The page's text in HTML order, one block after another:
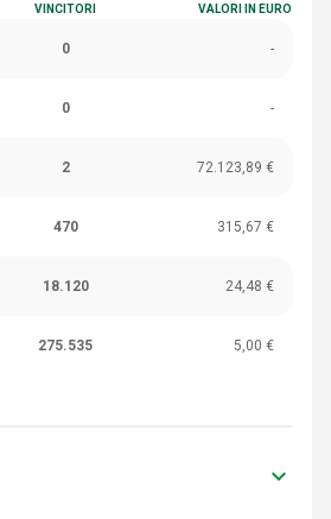
VINCITORI VALORI IN EURO
0 -
0 -
2 72.123,89 €
470 315,67 €
18.120 24,48 €
275.535 5,00 €
keyboard_arrow_down